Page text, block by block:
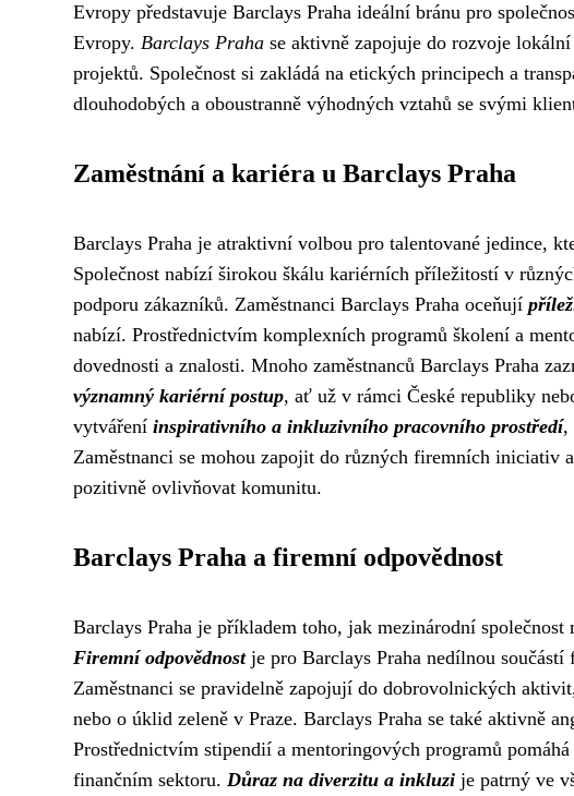
Evropy představuje Barclays Praha ideální bránu pro
Evropy. Barclays Praha se aktivně zapojuje do rozvoje
projektů. Společnost si zakládá na etických principech a
dlouhodobých a oboustranně výhodných vztahů se svými
Zaměstnání a kariéra u Barclays Praha
Barclays Praha je atraktivní volbou pro talentované jedince,
Společnost nabízí širokou škálu kariérních příležitostí v
podporu zákazníků. Zaměstnanci Barclays Praha oceňují
nabízí. Prostřednictvím komplexních programů školení a
dovednosti a znalosti. Mnoho zaměstnanců Barclays Praha
významný kariérní postup, ať už v rámci České republiky
vytváření inspirativního a inkluzivního pracovního prostředí,
Zaměstnanci se mohou zapojit do různých firemních
pozitivně ovlivňovat komunitu.
Barclays Praha a firemní odpovědnost
Barclays Praha je příkladem toho, jak mezinárodní
Firemní odpovědnostje pro Barclays Praha nedílnou
Zaměstnanci se pravidelně zapojují do dobrovolnických
nebo o úklid zeleně v Praze. Barclays Praha se také aktivně
Prostřednictvím stipendií a mentoringových programů
finančním sektoru. Důraz na diverzitu a inkluzi je patrný ve